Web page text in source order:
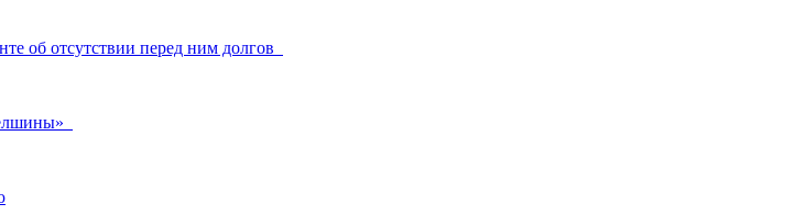
об отсутствии перед ним долгов